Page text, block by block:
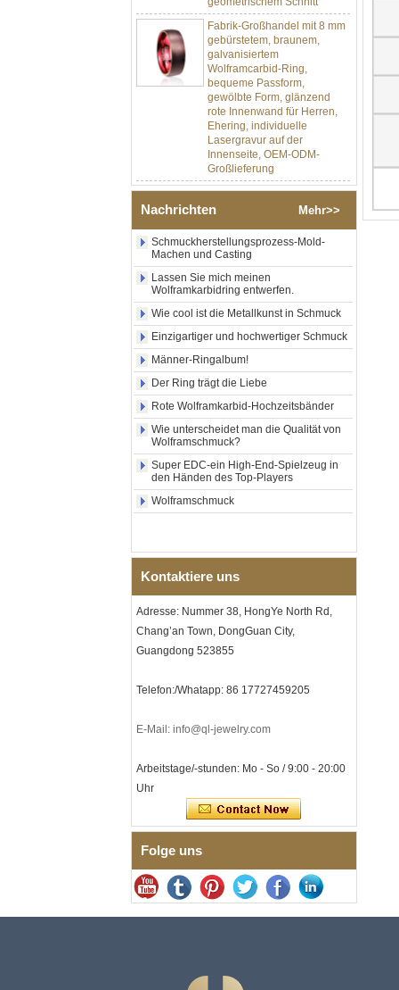
Fabrik-Großhandel mit 8 mm
gebürstetem, braunem,
galvanisiertem
Wolframcarbid-Ring,
bequeme Passform,
gewölbte Form, glänzend
rote Innenwand für Herren,
Ehering, individuelle
Lasergravur auf der
Innenseite, OEM-ODM-
Großlieferung
Fabrikgroßhandel mit 8 mm
Wolframkarbid-Ring,
zerkleinertem blauem Opal
mit synthetischem
Malachitstreifen, Herren-
Ehering, individuelle innere
Lasergravur, OEM-ODM-
Großlieferung
Fabrikgroßhandel mit
schwarzem, poliertem,
quadratischem Siegelring
aus Wolframkarbid,
Holzeinlage mit Abalone-
Muschel-Kreuzmuster,
religiöser Statement-Ring für
Männer, individuelle
Großlieferung
Fabrikgroßhandel mit 8 mm
roségoldenem,
galvanisiertem
Opal Inlay mit Musik-
Themen-Ehering für Männer,
Großlieferung
schwarzem Zirkonoxid-
316L-Doppeldruck-
Faltschließe, eingebettetes
Germaniumstein-Therapie-
Damenarmband aus
zertifiziertes
Feingliederarmband mit
Herrenring aus
gehämmertem, facettiertem
Wolframcarbid, 8 mm
Comfort Fit, geometrisch
Wolframkarbid, 8 mm,
Nachrichten Mehr>>
Schmuckherstellungsprozess-Mold-
Machen und Casting
Lassen Sie mich meinen
Wolframkarbidring entwerfen.
Wie cool ist die Metallkunst in Schmuck
Einzigartiger und hochwertiger Schmuck
Männer-Ringalbum!
Der Ring trägt die Liebe
Rote Wolframkarbid-Hochzeitsbänder
Wie unterscheidet man die Qualität von
Wolframschmuck?
Super EDC-ein High-End-Spielzeug in
den Händen des Top-Players
Wolframschmuck
Kontaktiere uns
Adresse: Nummer 38, HongYe North Rd,
Chang’an Town, DongGuan City,
Guangdong 523855
Telefon:/Whatapp: 86 17727459205
E-Mail: info@ql-jewelry.com
Arbeitstage/-stunden: Mo - So / 9:00 - 20:00
Uhr
Folge uns